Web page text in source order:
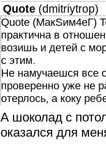
Quote (dmitriytrop)
Quote (МакSим4еГ)
практична в
возишь и детей с
с этим.
Не намучаешся все
проверенно уже не
отерлось, а коку
А шоколад с
оказался для